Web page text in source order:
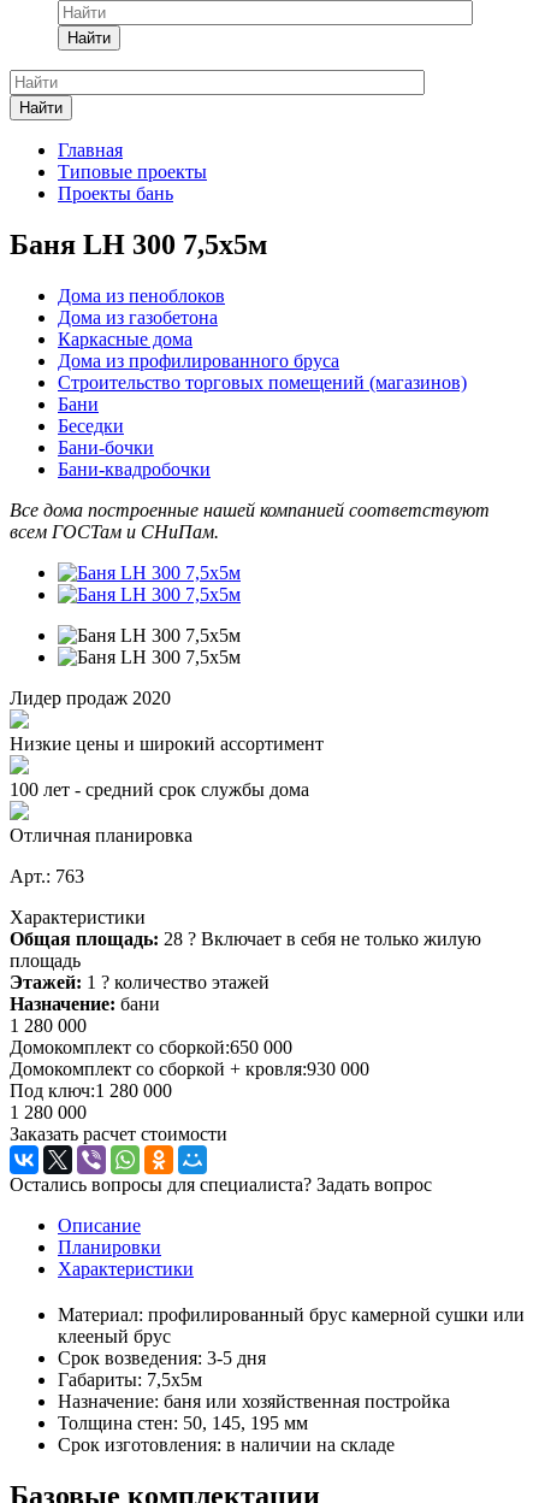
Найти
Найти
Главная
Типовые проекты
Проекты бань
Баня LH 300 7,5х5м
Дома из пеноблоков
Дома из газобетона
Каркасные дома
Дома из профилированного бруса
Строительство торговых помещений (магазинов)
Бани
Беседки
Бани-бочки
Бани-квадробочки
Все дома построенные нашей компанией соответствуют
всем ГОСТам и СНиПам.
Лидер продаж 2020
Низкие цены и широкий ассортимент
100 лет - средний срок службы дома
Отличная планировка
Арт.: 763
Характеристики
Общая площадь: 28 ? Включает в себя не только жилую
площадь
Этажей: 1 ? количество этажей
Назначение: бани
1 280 000
Домокомплект со сборкой:650 000
Домокомплект со сборкой + кровля:930 000
Под ключ:1 280 000
1 280 000
Заказать расчет стоимости
Остались вопросы для специалиста? Задать вопрос
Описание
Планировки
Характеристики
Материал: профилированный брус камерной сушки или
клееный брус
Срок возведения: 3-5 дня
Габариты: 7,5х5м
Назначение: баня или хозяйственная постройка
Толщина стен: 50, 145, 195 мм
Срок изготовления: в наличии на складе
Базовые комплектации